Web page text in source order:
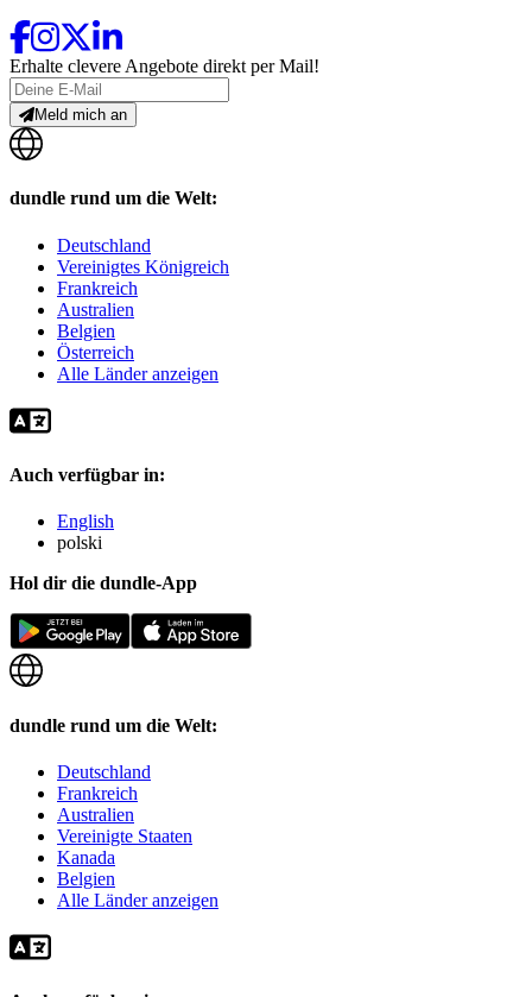
Erhalte clevere Angebote direkt per Mail!
Meld mich an
dundle rund um die Welt:
Deutschland
Vereinigtes Königreich
Frankreich
Australien
Belgien
Österreich
Alle Länder anzeigen
Auch verfügbar in:
English
polski
Hol dir die dundle-App
dundle rund um die Welt:
Deutschland
Frankreich
Australien
Vereinigte Staaten
Kanada
Belgien
Alle Länder anzeigen